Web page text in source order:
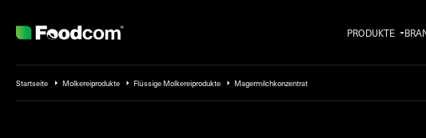
PRODUKTE
Startseite Molkereiprodukte Flüssige Molkereiprodukte Magermilchkonzentrat